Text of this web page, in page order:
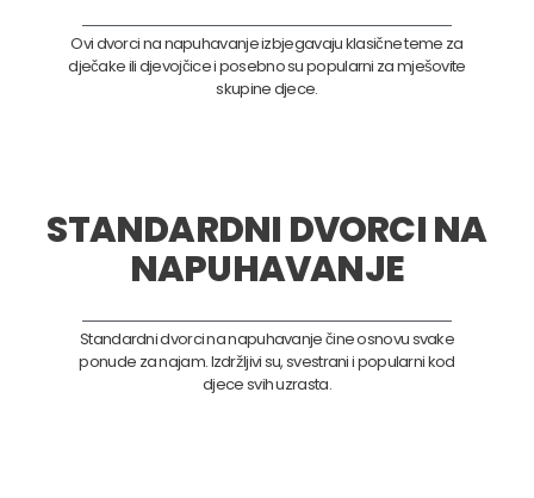
Ovi dvorci na napuhavanje izbjegavaju klasične teme za
dječake ili djevojčice i posebno su popularni za mješovite
skupine djece.
STANDARDNI DVORCI NA
NAPUHAVANJE
Standardni dvorci na napuhavanje čine osnovu svake
ponude za najam. Izdržljivi su, svestrani i popularni kod
djece svih uzrasta.